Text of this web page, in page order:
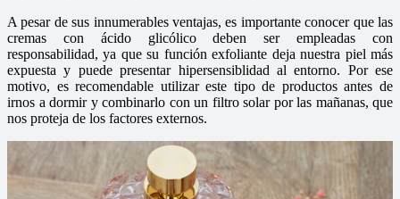
A pesar de sus innumerables ventajas, es importante conocer que las
cremas con ácido glicólico deben ser empleadas con
responsabilidad, ya que su función exfoliante deja nuestra piel más
expuesta y puede presentar hipersensiblidad al entorno. Por ese
motivo, es recomendable utilizar este tipo de productos antes de
irnos a dormir y combinarlo con un filtro solar por las mañanas, que
nos proteja de los factores externos.